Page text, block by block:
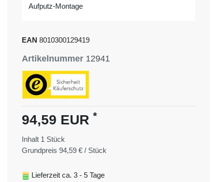
Aufputz-Montage
EAN 8010300129419
Artikelnummer 12941
94,59 EUR *
Inhalt 1 Stück
Grundpreis 94,59 € / Stück
Lieferzeit ca. 3 - 5 Tage